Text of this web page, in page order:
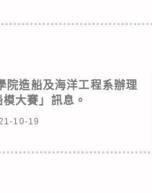
院造船及海洋工程系辦理
模大賽」訊息。
10-19